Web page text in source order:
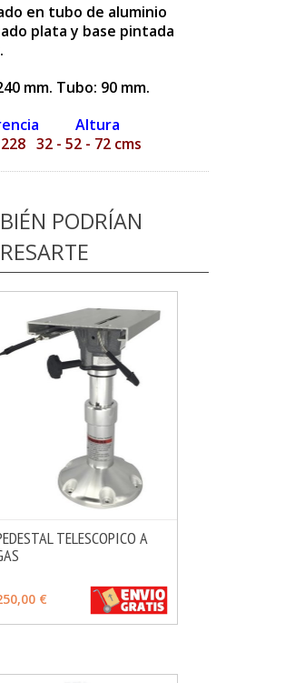
en tubo de aluminio
plata y base pintada
mm. Tubo: 90 mm.
Altura
32 - 52 - 72 cms
PODRÍAN
VER OPCIONES
TELESCOPICO A
€